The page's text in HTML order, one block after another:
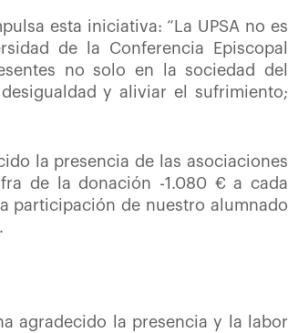
esta iniciativa: “La UPSA no es
de la Conferencia Episcopal
no solo en la sociedad del
y aliviar el sufrimiento;
la presencia de las asociaciones
de la donación -1.080 € a cada
participación de nuestro alumnado
agradecido la presencia y la labor